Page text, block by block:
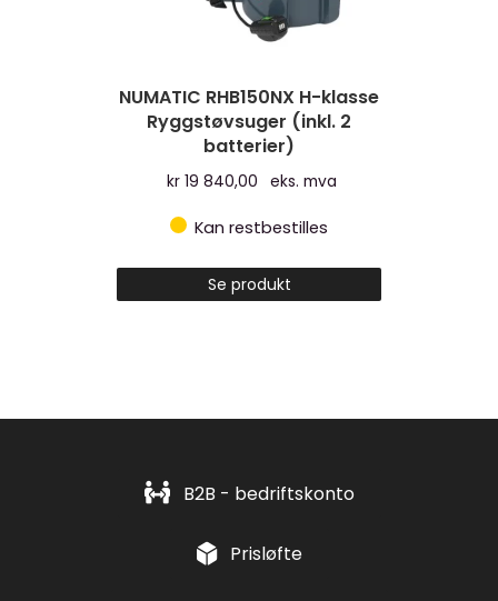
NUMATIC RHB150NX H-klasse
Ryggstøvsuger (inkl. 2
batterier)
kr19 840,00 eks. mva
Kan restbestilles
Se produkt
B2B - bedriftskonto
Prisløfte